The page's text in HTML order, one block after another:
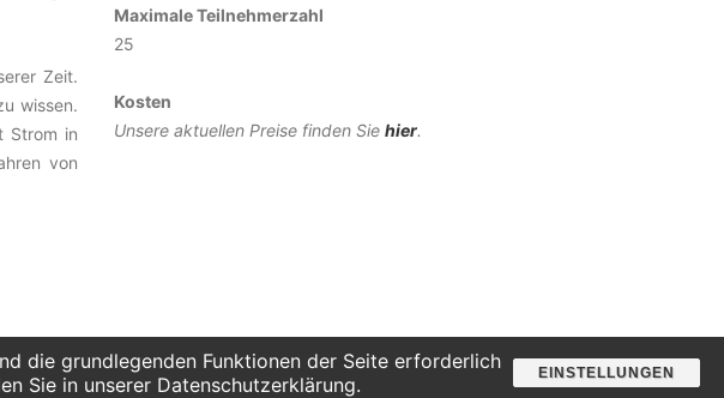
Zeit.
wissen.
Strom in
von
Maximale Teilnehmerzahl
25
Kosten
Unsere aktuellen Preise finden Sie hier.
die grundlegenden Funktionen der Seite erforderlich
Sie in unserer Datenschutzerklärung.
EINSTELLUNGEN